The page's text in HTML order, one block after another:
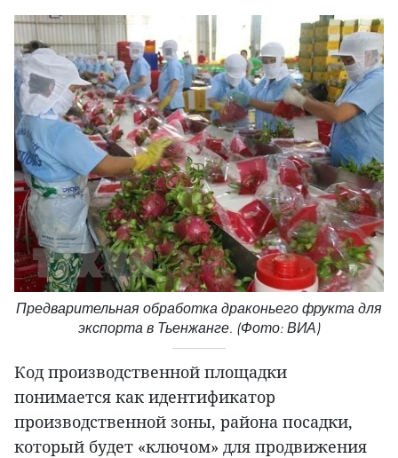
Предварительная обработка драконьего фрукта для
экспорта в Тьенжанге. (Фото: ВИА)
Код производственной площадки
понимается как идентификатор
производственной зоны, района посадки,
который будет «ключом» для продвижения